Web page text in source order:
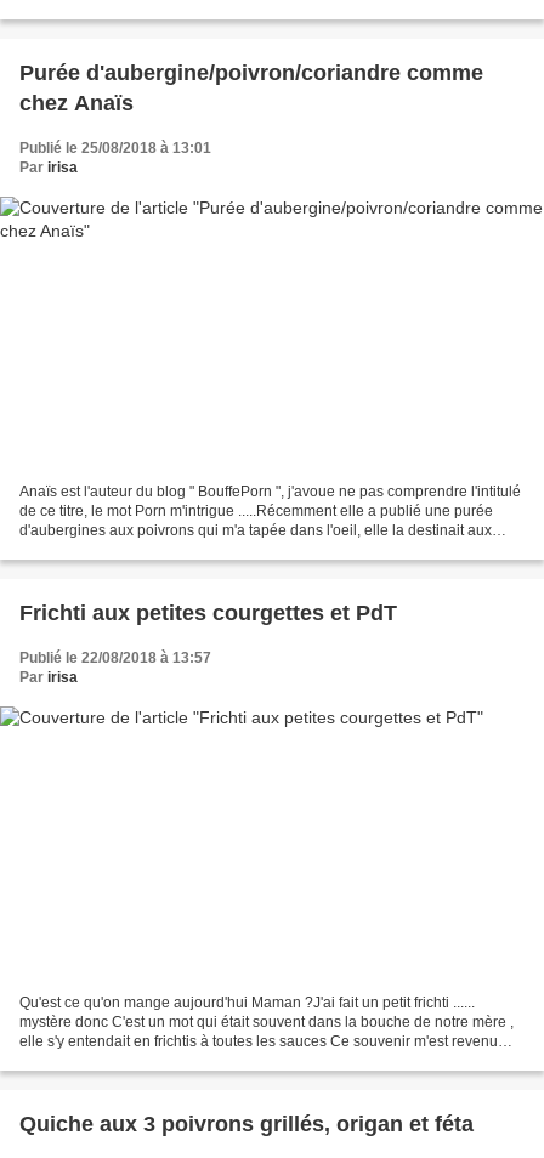
Purée d'aubergine/poivron/coriandre comme
chez Anaïs
Publié le 25/08/2018 à 13:01
Par irisa
Anaïs est l'auteur du blog " BouffePorn ", j'avoue ne pas comprendre l'intitulé
de ce titre, le mot Porn m'intrigue .....Récemment elle a publié une purée
d'aubergines aux poivrons qui m'a tapée dans l'oeil, elle la destinait aux
Frichti aux petites courgettes et PdT
Publié le 22/08/2018 à 13:57
Par irisa
Qu'est ce qu'on mange aujourd'hui Maman ?J'ai fait un petit frichti ......
mystère donc C'est un mot qui était souvent dans la bouche de notre mère ,
elle s'y entendait en frichtis à toutes les sauces Ce souvenir m'est revenu
Quiche aux 3 poivrons grillés, origan et féta